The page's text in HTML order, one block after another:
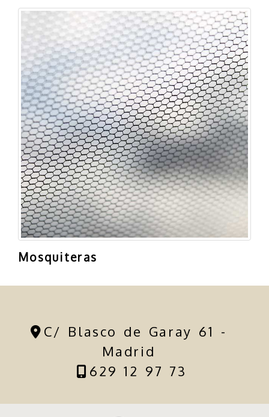
Mosquiteras
C/ Blasco de Garay 61 -
Madrid
629 12 97 73